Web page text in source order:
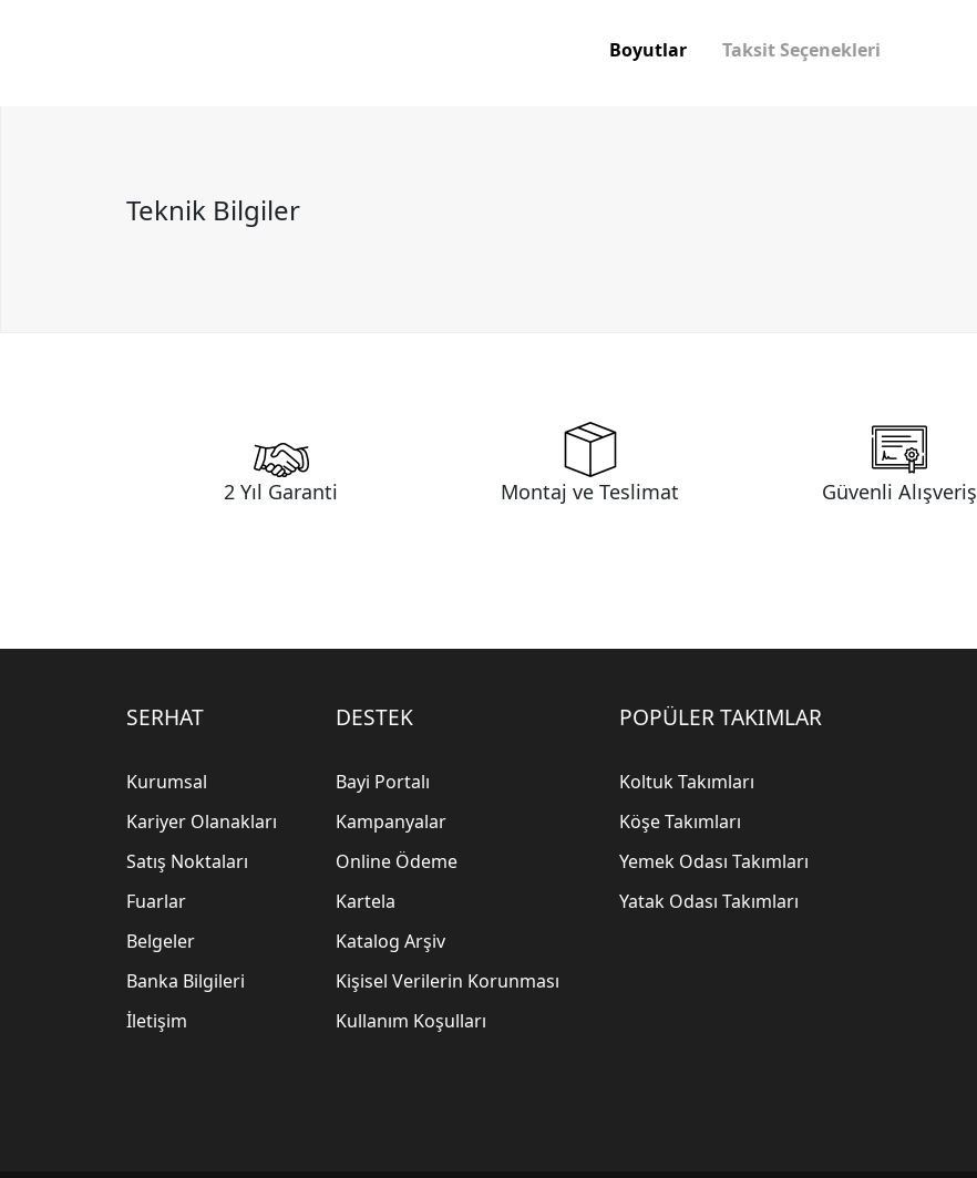
Boyutlar Taksit Seçenekleri
Teknik Bilgiler
2 Yıl Garanti Montaj ve Teslimat Güvenli Alışveriş
SERHAT
Kurumsal
Kariyer Olanakları
Satış Noktaları
Fuarlar
Belgeler
Banka Bilgileri
İletişim
DESTEK
Bayi Portalı
Kampanyalar
Online Ödeme
Kartela
Katalog Arşiv
Kişisel Verilerin Korunması
Kullanım Koşulları
POPÜLER TAKIMLAR
Koltuk Takımları
Köşe Takımları
Yemek Odası Takımları
Yatak Odası Takımları